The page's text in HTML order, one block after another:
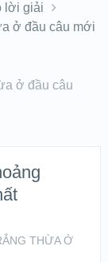
lời giải
ở đầu câu mới
ở đầu câu
THỪA Ở